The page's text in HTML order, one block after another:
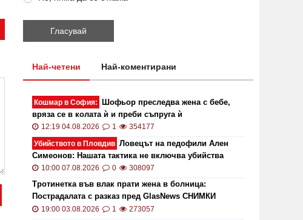
Най-четени Най-коментирани
Кошмар в София:
Шофьор преследва жена с бебе,
вряза се в колата ѝ и преби съпруга ѝ
12:19 04.08.2026 1
354177
Убийството в Пловдив Ловецът на педофили Ален
Симеонов: Нашата тактика не включва убийства
10:00 07.08.2026 0 308097
Тротинетка във влак прати жена в болница:
Пострадалата с разказ пред GlasNews СНИМКИ
19:00 03.08.2026 1 273057